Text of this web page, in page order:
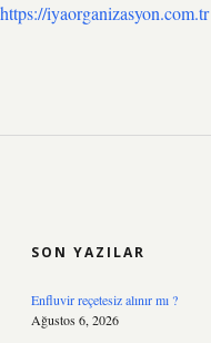
https://iyaorganizasyon.com.tr
SON YAZILAR
Enfluvir reçetesiz alınır mı ?
Ağustos 6, 2026